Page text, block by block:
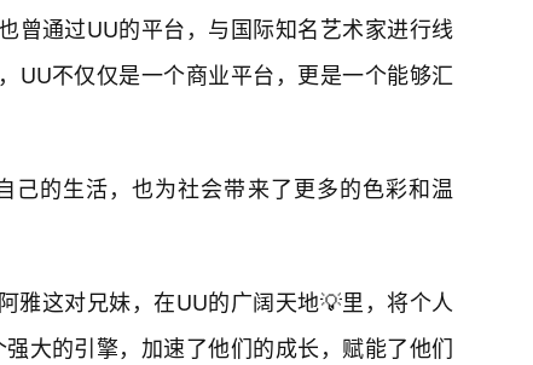
曾通过UU的平台，与国际知名艺术家进行线
UU不仅仅是一个商业平台，更是一个能够汇
己的生活，也为社会带来了更多的色彩和温
雅这对兄妹，在UU的广阔天地💡里，将个人
大的引擎，加速了他们的成长，赋能了他们